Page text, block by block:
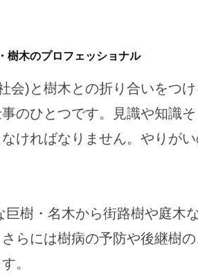
樹木のプロフェッショナル
会)と樹木との折り合いをつけ
のひとつです。見識や知識
ければなりません。やりが
樹・名木から街路樹や庭木
らには樹病の予防や後継樹
。